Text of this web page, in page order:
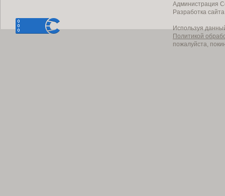
Администрация
Разработка
Используя
Политикой
пожалуйста,